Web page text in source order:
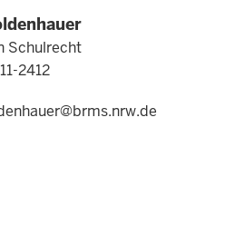
Schulrecht
2412